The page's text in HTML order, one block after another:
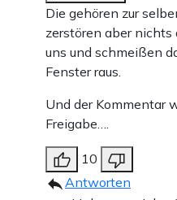
Die gehören zur
zerstören aber nichts
uns und schmeißen
Fenster raus.
Und der Kommentar
Freigabe….
10
Antworten